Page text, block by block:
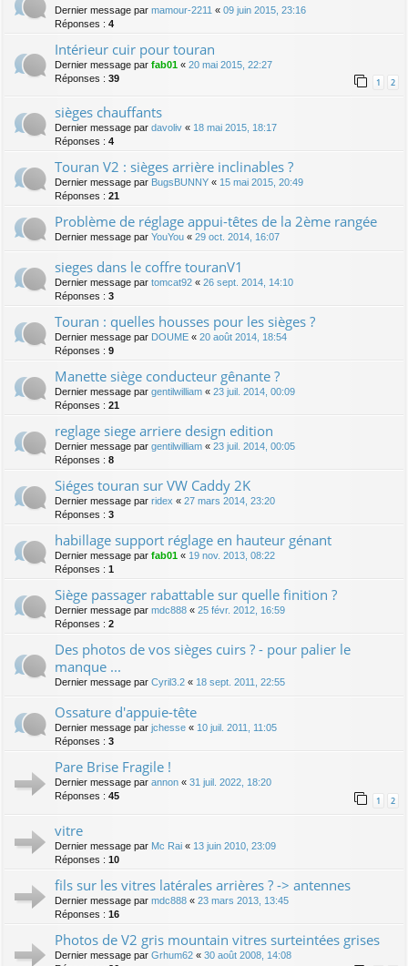
Dernier message par mamour-2211 « 09 juin 2015, 23:16
Réponses : 4
Intérieur cuir pour touran
Dernier message par fab01 « 20 mai 2015, 22:27
Réponses : 39 1 2
sièges chauffants
Dernier message par davoliv « 18 mai 2015, 18:17
Réponses : 4
Touran V2 : sièges arrière inclinables ?
Dernier message par BugsBUNNY « 15 mai 2015, 20:49
Réponses : 21
Problème de réglage appui-têtes de la 2ème rangée
Dernier message par YouYou « 29 oct. 2014, 16:07
sieges dans le coffre touranV1
Dernier message par tomcat92 « 26 sept. 2014, 14:10
Réponses : 3
Touran : quelles housses pour les sièges ?
Dernier message par DOUME « 20 août 2014, 18:54
Réponses : 9
Manette siège conducteur gênante ?
Dernier message par gentilwilliam « 23 juil. 2014, 00:09
Réponses : 21
reglage siege arriere design edition
Dernier message par gentilwilliam « 23 juil. 2014, 00:05
Réponses : 8
Siéges touran sur VW Caddy 2K
Dernier message par ridex « 27 mars 2014, 23:20
Réponses : 3
habillage support réglage en hauteur génant
Dernier message par fab01 « 19 nov. 2013, 08:22
Réponses : 1
Siège passager rabattable sur quelle finition ?
Dernier message par mdc888 « 25 févr. 2012, 16:59
Réponses : 2
Des photos de vos sièges cuirs ? - pour palier le
manque ...
Dernier message par Cyril3.2 « 18 sept. 2011, 22:55
Ossature d'appuie-tête
Dernier message par jchesse « 10 juil. 2011, 11:05
Réponses : 3
Pare Brise Fragile !
Dernier message par annon « 31 juil. 2022, 18:20
Réponses : 45 1 2
vitre
Dernier message par Mc Rai « 13 juin 2010, 23:09
Réponses : 10
fils sur les vitres latérales arrières ? -> antennes
Dernier message par mdc888 « 23 mars 2013, 13:45
Réponses : 16
Photos de V2 gris mountain vitres surteintées grises
Dernier message par Grhum62 « 30 août 2008, 14:08